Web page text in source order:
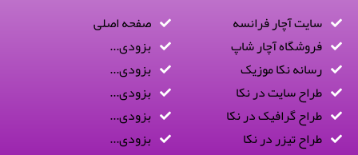
سایت آچار فرانسه
فروشگاه آچار شاپ
رسانه نکا موزیک
طراح سایت در نکا
طراح گرافیک در نکا
طراح تیزر در نکا
صفحه اصلی
بزودی...
بزودی...
بزودی...
بزودی...
بزودی...